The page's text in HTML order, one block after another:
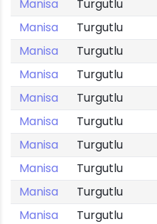
Manisa Turgutlu
Manisa
Turgutlu
Manisa
Turgutlu
Manisa
Turgutlu
Manisa
Turgutlu
Manisa
Turgutlu
Manisa
Turgutlu
Manisa
Turgutlu
Manisa
Turgutlu
Manisa
Turgutlu